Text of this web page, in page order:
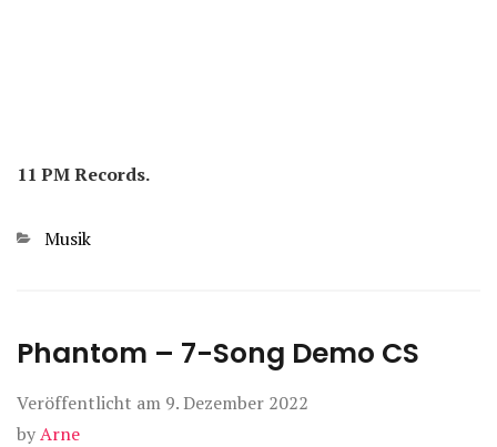
11 PM Records.
Kategorien
Musik
Phantom – 7-Song Demo CS
Veröffentlicht am 9. Dezember 2022
byArne